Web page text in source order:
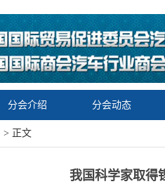
分会介绍 分会动态
> 正文
我国科学家取得